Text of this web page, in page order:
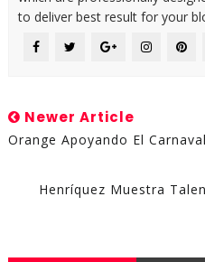
to deliver best result for your
Newer Article
Orange Apoyando El
Henríquez Muestra